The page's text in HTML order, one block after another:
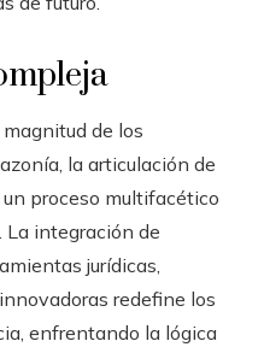
de los
la articulación de
proceso multifacético
integración de
jurídicas,
redefine los
enfrentando la lógica